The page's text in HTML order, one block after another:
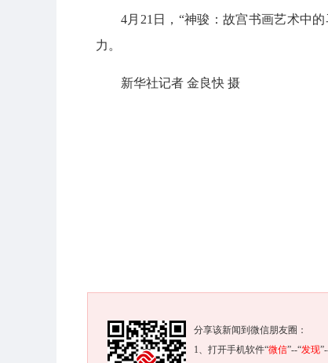
4月21日，“神骏：故宫书画艺术中
力。
新华社记者 金良快 摄
分享该新闻到微信朋友圈：
1、打开手机软件“微信”--“发现